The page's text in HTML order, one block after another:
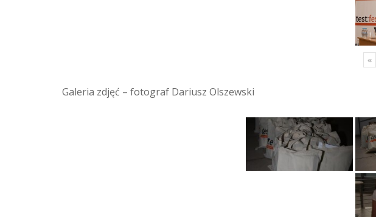
«
Galeria zdjęć – fotograf Dariusz Olszewski